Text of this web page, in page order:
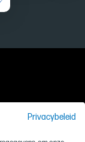
Privacybeleid